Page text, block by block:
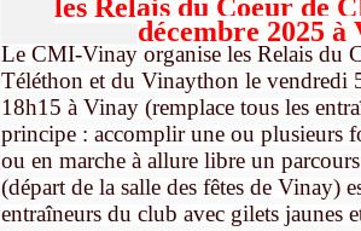
les Relais du Coeur de
décembre 2025 à
Le CMI-Vinay organise les Relais du
Téléthon et du Vinaython le vendredi
18h15 à Vinay (remplace tous les
principe : accomplir une ou plusieurs
ou en marche à allure libre un
(départ de la salle des fêtes de Vinay)
entraîneurs du club avec gilets jaunes